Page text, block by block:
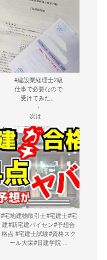
#建設業経理士2級
仕事で必要なので
受けてみた。
・
次は ...
#宅地建物取引士#宅建士#宅
建#新宅建パイセン#予想合
格点 #宅建士試験#資格スク
ール大栄#日建学院 ...